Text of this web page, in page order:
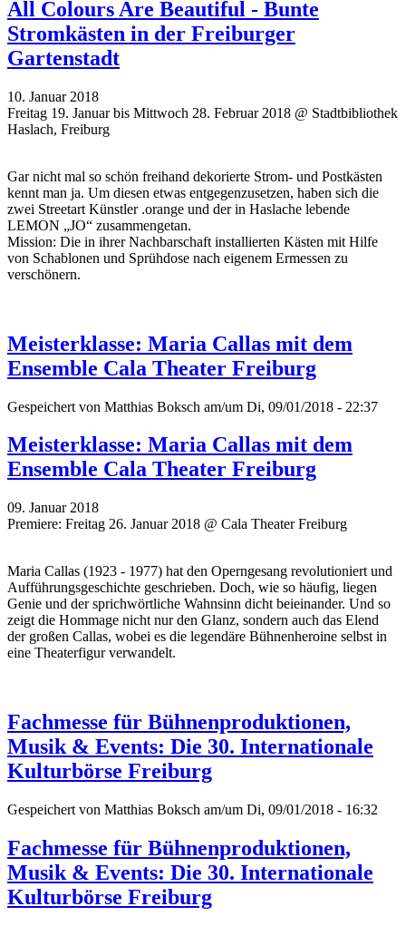
All Colours Are Beautiful - Bunte
Stromkästen in der Freiburger
Gartenstadt
10. Januar 2018
Freitag 19. Januar bis Mittwoch 28. Februar 2018 @ Stadtbibliothek
Haslach, Freiburg
Gar nicht mal so schön freihand dekorierte Strom- und Postkästen
kennt man ja. Um diesen etwas entgegenzusetzen, haben sich die
zwei Streetart Künstler .orange und der in Haslache lebende
LEMON „JO“ zusammengetan.
Mission: Die in ihrer Nachbarschaft installierten Kästen mit Hilfe
von Schablonen und Sprühdose nach eigenem Ermessen zu
verschönern.
Meisterklasse: Maria Callas mit dem
Ensemble Cala Theater Freiburg
Gespeichert von Matthias Boksch am/um Di, 09/01/2018 - 22:37
Meisterklasse: Maria Callas mit dem
Ensemble Cala Theater Freiburg
09. Januar 2018
Premiere: Freitag 26. Januar 2018 @ Cala Theater Freiburg
Maria Callas (1923 - 1977) hat den Operngesang revolutioniert und
Aufführungsgeschichte geschrieben. Doch, wie so häufig, liegen
Genie und der sprichwörtliche Wahnsinn dicht beieinander. Und so
zeigt die Hommage nicht nur den Glanz, sondern auch das Elend
der großen Callas, wobei es die legendäre Bühnenheroine selbst in
eine Theaterfigur verwandelt.
Fachmesse für Bühnenproduktionen,
Musik & Events: Die 30. Internationale
Kulturbörse Freiburg
Gespeichert von Matthias Boksch am/um Di, 09/01/2018 - 16:32
Fachmesse für Bühnenproduktionen,
Musik & Events: Die 30. Internationale
Kulturbörse Freiburg